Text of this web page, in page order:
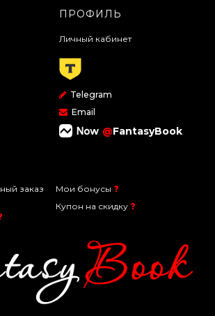
ПРОФИЛЬ
Личный кабинет
Telegram
Email
@FantasyBook
заказ
Мои бонусы
Купон на скидку